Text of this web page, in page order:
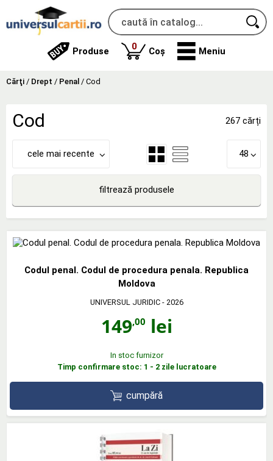
Produse 0produse
Coș Meniu
Cărţi / Drept / Penal / Cod
Cod 267 cărți
cele mai recente 48
filtrează produsele
Codul penal. Codul de procedura penala. Republica
Moldova
UNIVERSUL JURIDIC- 2026
149,00 lei
In stoc furnizor
Timp confirmare stoc: 1 - 2 zile lucratoare
cumpără